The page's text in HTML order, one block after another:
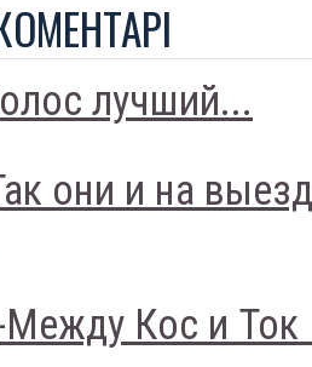
лучший...
они и на
Между Кос и